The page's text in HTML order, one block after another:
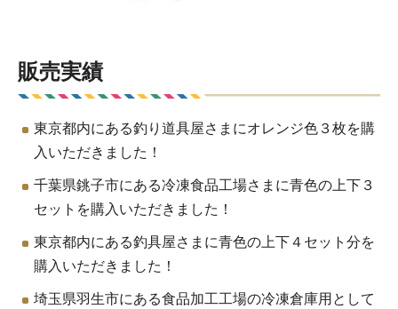
販売実績
東京都内にある釣り道具屋さまにオレンジ色３枚を購
入いただきました！
千葉県銚子市にある冷凍食品工場さまに青色の上下３
セットを購入いただきました！
東京都内にある釣具屋さまに青色の上下４セット分を
購入いただきました！
埼玉県羽生市にある食品加工工場の冷凍倉庫用として